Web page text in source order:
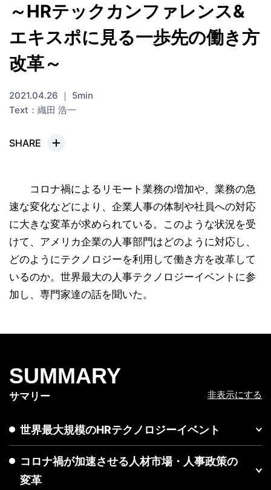
～HRテックカンファレンス&
エキスポに見る一歩先の働き方
改革～
2021.04.26 ｜ 5min
Text：織田 浩一
SHARE
コロナ禍によるリモート業務の増加や、業務の急
速な変化などにより、企業人事の体制や社員への対応
に大きな変革が求められている。このような状況を受
けて、アメリカ企業の人事部門はどのように対応し、
どのようにテクノロジーを利用して働き方を改革して
いるのか。世界最大の人事テクノロジーイベントに参
加し、専門家達の話を聞いた。
SUMMARY
サマリー 非表示にする
世界最大規模のHRテクノロジーイベント
コロナ禍が加速させる人材市場・人事政策の
変革